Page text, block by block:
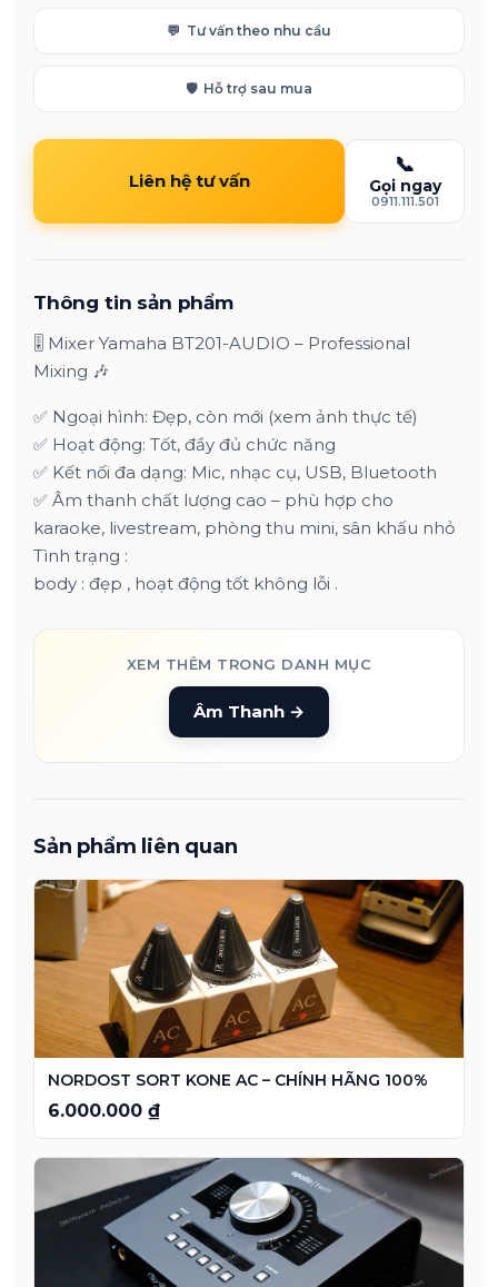
💬 Tư vấn theo nhu cầu
🛡️ Hỗ trợ sau mua
Liên hệ tư vấn
📞
Gọi ngay
0911.111.501
Thông tin sản phẩm
🎚️ Mixer Yamaha BT201-AUDIO – Professional
Mixing 🎶
✅ Ngoại hình: Đẹp, còn mới (xem ảnh thực tế)
✅ Hoạt động: Tốt, đầy đủ chức năng
✅ Kết nối đa dạng: Mic, nhạc cụ, USB, Bluetooth
✅ Âm thanh chất lượng cao – phù hợp cho
karaoke, livestream, phòng thu mini, sân khấu nhỏ
Tình trạng :
body : đẹp , hoạt động tốt không lỗi .
XEM THÊM TRONG DANH MỤC
Âm Thanh →
Sản phẩm liên quan
NORDOST SORT KONE AC – CHÍNH HÃNG 100%
6.000.000 ₫